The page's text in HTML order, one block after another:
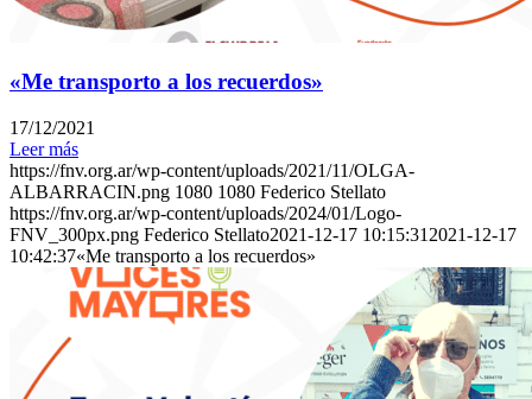
«Me transporto a los recuerdos»
17/12/2021
Leer más
https://fnv.org.ar/wp-content/uploads/2021/11/OLGA-
ALBARRACIN.png 1080 1080 Federico Stellato
https://fnv.org.ar/wp-content/uploads/2024/01/Logo-
FNV_300px.png Federico Stellato2021-12-17 10:15:31 2021-12-17
10:42:37«Me transporto a los recuerdos»